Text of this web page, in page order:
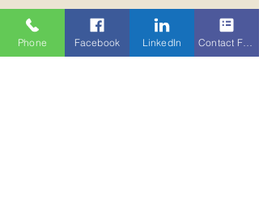
Estrategias de cooperación y socios
Identificación y evaluación de socios
Phone Facebook LinkedIn Contact Form